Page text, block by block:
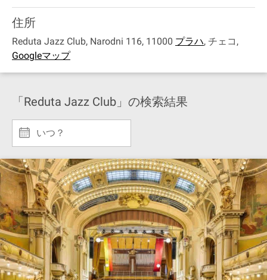
住所
Reduta Jazz Club, Narodni 116, 11000 プラハ, チェコ ,
Googleマップ
「Reduta Jazz Club」の検索結果
いつ？